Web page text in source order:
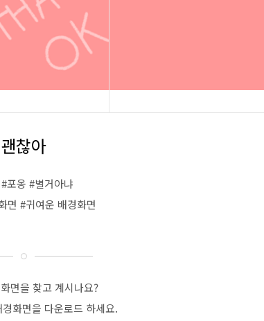
괜찮아
포옹 #별거아냐
면 #귀여운 배경화면
면을 찾고 계시나요?
화면을 다운로드 하세요.